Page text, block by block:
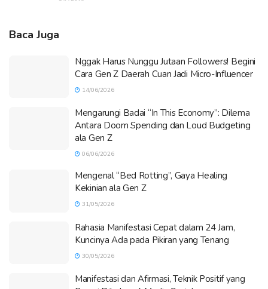
Baca Juga
Nggak Harus Nunggu Jutaan Followers! Begini
Cara Gen Z Daerah Cuan Jadi Micro-Influencer
14/06/2026
Mengarungi Badai “In This Economy”: Dilema
Antara Doom Spending dan Loud Budgeting
ala Gen Z
06/06/2026
Mengenal “Bed Rotting”, Gaya Healing
Kekinian ala Gen Z
31/05/2026
Rahasia Manifestasi Cepat dalam 24 Jam,
Kuncinya Ada pada Pikiran yang Tenang
30/05/2026
Manifestasi dan Afirmasi, Teknik Positif yang